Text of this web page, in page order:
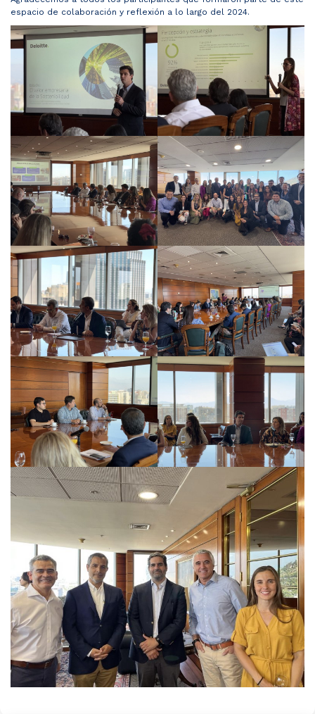
Unidades de Servicios
espacio de colaboración y reflexión a lo largo del 2024.